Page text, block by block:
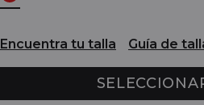
Encuentra tu talla Guía de